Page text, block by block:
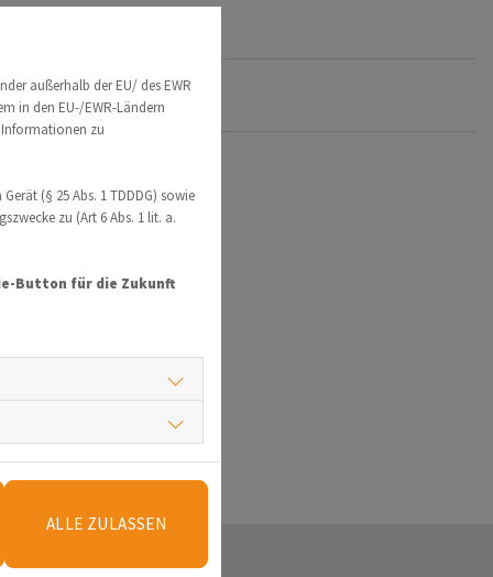
außerhalb der EU/ des EWR
in den EU-/EWR-Ländern
Informationen zu
(§ 25 Abs. 1 TDDDG) sowie
zu (Art 6 Abs. 1 lit. a.
Button für die Zukunft
ALLE ZULASSEN